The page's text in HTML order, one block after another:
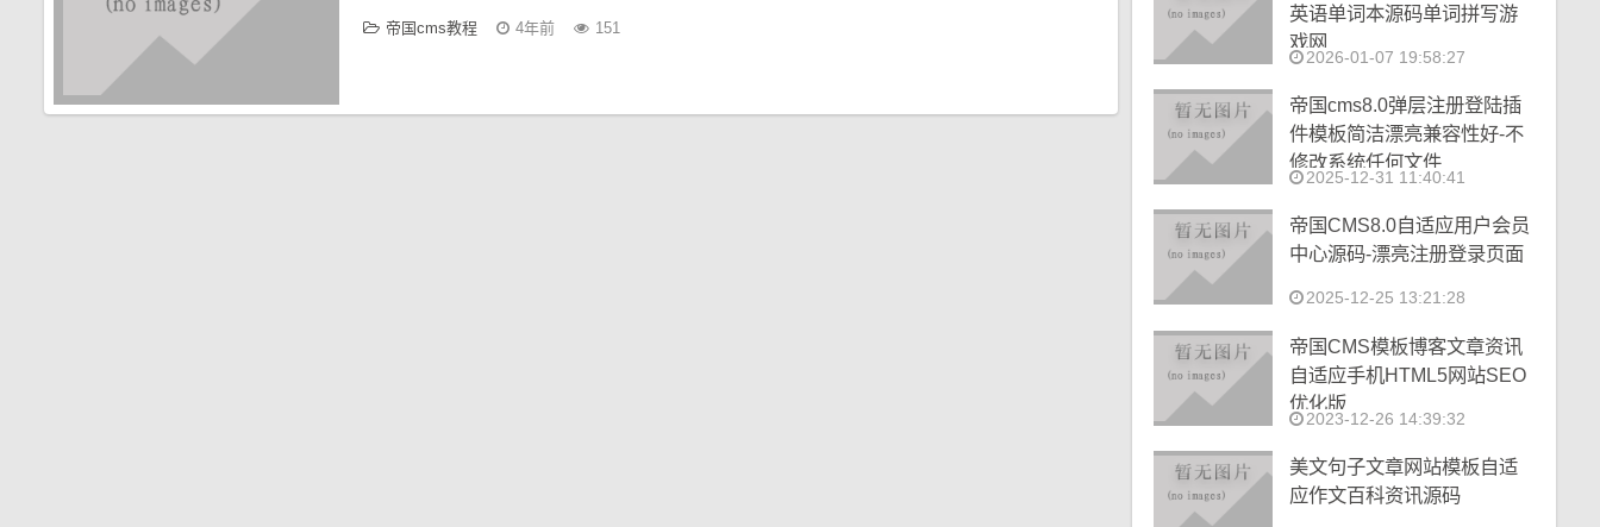
帝国cms教程 4年前 151
英语单词本源码单词拼写游
戏网
2026-01-07 19:58:27
帝国cms8.0弹层注册登陆插
件模板简洁漂亮兼容性好-不
修改系统任何文件
2025-12-31 11:40:41
帝国CMS8.0自适应用户会员
中心源码-漂亮注册登录页面
2025-12-25 13:21:28
帝国CMS模板博客文章资讯
自适应手机HTML5网站SEO
优化版
2023-12-26 14:39:32
美文句子文章网站模板自适
应作文百科资讯源码